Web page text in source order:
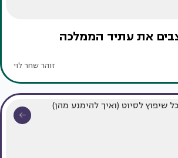
את עתיד הממלכה
זוהר שחר לוי